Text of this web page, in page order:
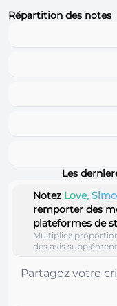
Répartition des notes
Les
Notez Love,
remporter des
plateformes de
Multipliez
des avis